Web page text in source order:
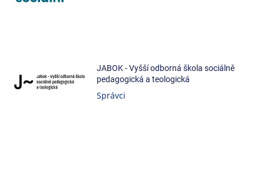
JABOK - Vyšší odborná škola sociálně
pedagogická a teologická
Správci